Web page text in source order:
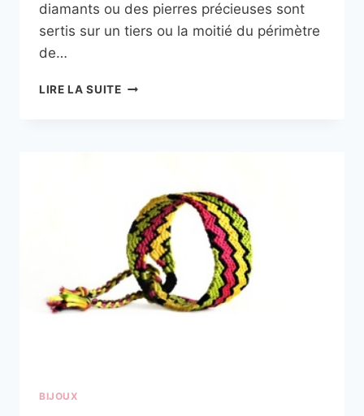
diamants ou des pierres précieuses sont
sertis sur un tiers ou la moitié du périmètre
de…
LIRE LA SUITELA
EXISTANTS
EN
BIJOUTERIE
BIJOUX